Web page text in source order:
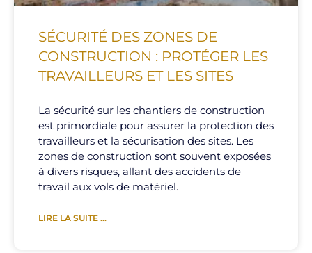
SÉCURITÉ DES ZONES DE
CONSTRUCTION : PROTÉGER LES
TRAVAILLEURS ET LES SITES
La sécurité sur les chantiers de construction
est primordiale pour assurer la protection des
travailleurs et la sécurisation des sites. Les
zones de construction sont souvent exposées
à divers risques, allant des accidents de
travail aux vols de matériel.
LIRE LA SUITE ...